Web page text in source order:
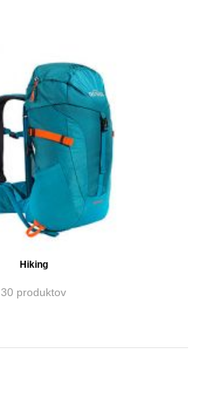
Hiking
30 produktov